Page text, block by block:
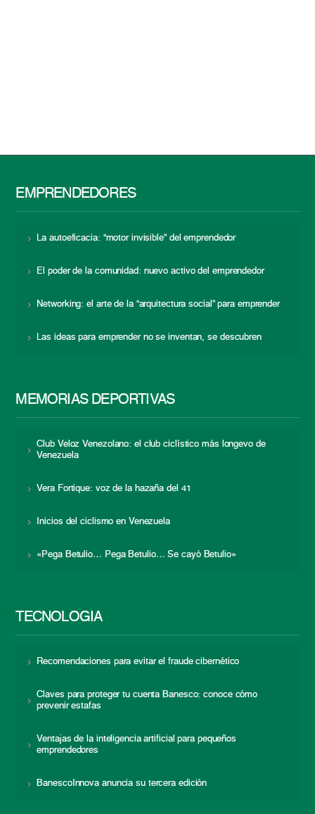
EMPRENDEDORES
La autoeficacia: “motor invisible” del emprendedor
El poder de la comunidad: nuevo activo del emprendedor
Networking: el arte de la “arquitectura social” para emprender
Las ideas para emprender no se inventan, se descubren
MEMORIAS DEPORTIVAS
Club Veloz Venezolano: el club ciclístico más longevo de
Venezuela
Vera Fortique: voz de la hazaña del 41
Inicios del ciclismo en Venezuela
«Pega Betulio… Pega Betulio… Se cayó Betulio»
TECNOLOGÍA
Recomendaciones para evitar el fraude cibernético
Claves para proteger tu cuenta Banesco: conoce cómo
prevenir estafas
Ventajas de la inteligencia artificial para pequeños
emprendedores
BanescoInnova anuncia su tercera edición